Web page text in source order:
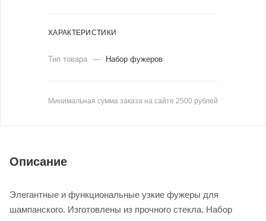
ХАРАКТЕРИСТИКИ
Тип товара — Набор фужеров
Минимальная сумма заказа на сайте 2500 рублей
Описание
Элегантные и функциональные узкие фужеры для
шампанского. Изготовлены из прочного стекла. Набор